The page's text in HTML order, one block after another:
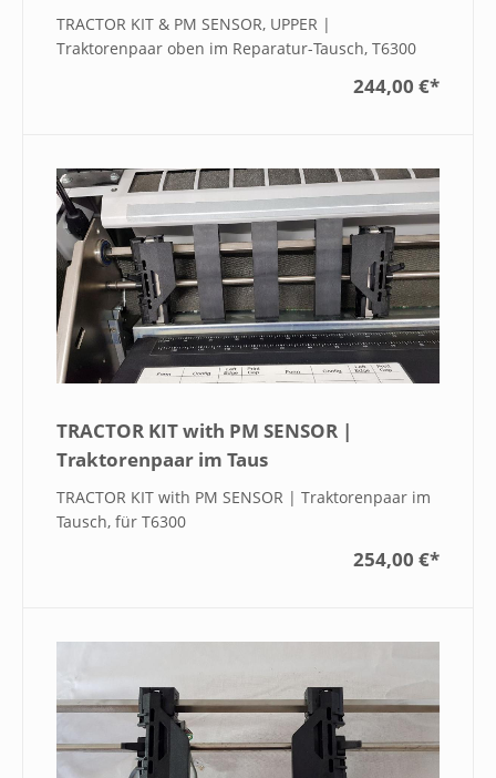
TRACTOR KIT & PM SENSOR, UPPER |
Traktorenpaar oben im Reparatur-Tausch, T6300
244,00 €*
TRACTOR KIT with PM SENSOR |
Traktorenpaar im Taus
TRACTOR KIT with PM SENSOR | Traktorenpaar im
Tausch, für T6300
254,00 €*